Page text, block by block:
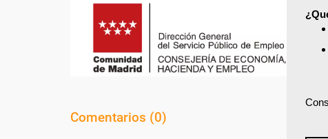
Comentarios (0)